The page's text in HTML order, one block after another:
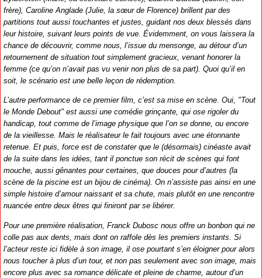
frère), Caroline Anglade (Julie, la sœur de Florence) brillent par des
partitions tout aussi touchantes et justes, guidant nos deux blessés dans
leur histoire, suivant leurs points de vue. Évidemment, on vous laissera la
chance de découvrir, comme nous, l’issue du mensonge, au détour d’un
retournement de situation tout simplement gracieux, venant honorer la
femme (ce qu’on n’avait pas vu venir non plus de sa part). Quoi qu’il en
soit, le scénario est une belle leçon de rédemption.
L’autre performance de ce premier film, c’est sa mise en scène. Oui, "Tout
le Monde Debout" est aussi une comédie grinçante, qui ose rigoler du
handicap, tout comme de l’image physique que l’on se donne, ou encore
de la vieillesse. Mais le réalisateur le fait toujours avec une étonnante
retenue. Et puis, force est de constater que le (désormais) cinéaste avait
de la suite dans les idées, tant il ponctue son récit de scènes qui font
mouche, aussi gênantes pour certaines, que douces pour d’autres (la
scène de la piscine est un bijou de cinéma). On n’assiste pas ainsi en une
simple histoire d’amour naissant et sa chute, mais plutôt en une rencontre
nuancée entre deux êtres qui finiront par se libérer.
Pour une première réalisation, Franck Dubosc nous offre un bonbon qui ne
colle pas aux dents, mais dont on raffole dès les premiers instants. Si
l’acteur reste ici fidèle à son image, il ose pourtant s’en éloigner pour alors
nous toucher à plus d’un tour, et non pas seulement avec son image, mais
encore plus avec sa romance délicate et pleine de charme, autour d’un